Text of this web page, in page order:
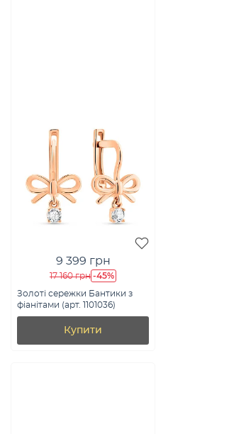
9 399 грн
17 160 грн -45%
Золоті сережки Бантики з
фіанітами (арт. 1101036)
Купити